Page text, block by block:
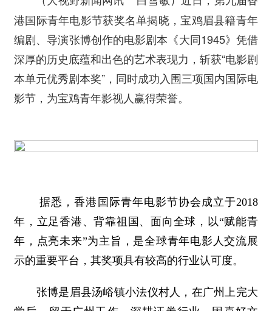
港国际青年电影节获奖名单揭晓，宝鸡眉县籍青年
编剧、导演张博创作的电影剧本《大同1945》凭借
深厚的历史底蕴和出色的艺术表现力，斩获“电影剧
本单元优秀剧本奖”，同时成功入围三项国内国际电
影节，为宝鸡青年影视人赢得荣誉。
据悉，香港国际青年电影节协会成立于2018
年，立足香港、背靠祖国、面向全球，以“赋能青
年，点亮未来”为主旨，是全球青年电影人交流展
示的重要平台，其奖项具有较高的行业认可度。
张博是眉县汤峪镇小法仪村人，在广州上完大